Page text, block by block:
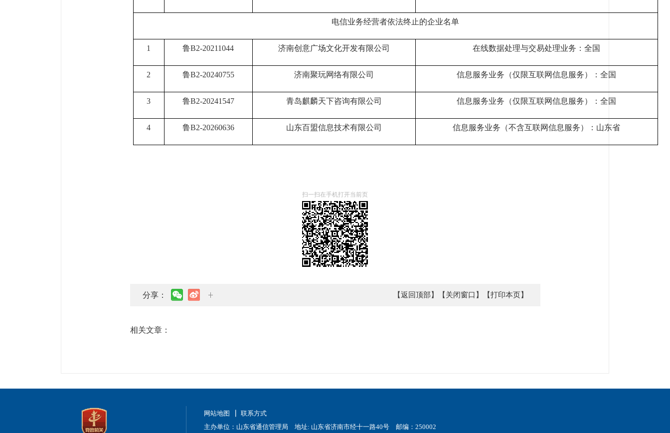
电信业务经营者依法终止的企业名单
1 鲁B2-20211044 济南创意广场文化开发有限公司 在线数据处理与交易处理业务：全国
2 鲁B2-20240755 济南聚玩网络有限公司 信息服务业务（仅限互联网信息服务）：全国
3 鲁B2-20241547 青岛麒麟天下咨询有限公司 信息服务业务（仅限互联网信息服务）：全国
4 鲁B2-20260636 山东百盟信息技术有限公司 信息服务业务（不含互联网信息服务）：山东省
扫一扫在手机打开当前页
分享： 【返回顶部】 【关闭窗口】 【打印本页】
相关文章：
网站地图
联系方式
主办单位：山东省通信管理局 地址: 山东省济南市经十一路40号 邮编：250002